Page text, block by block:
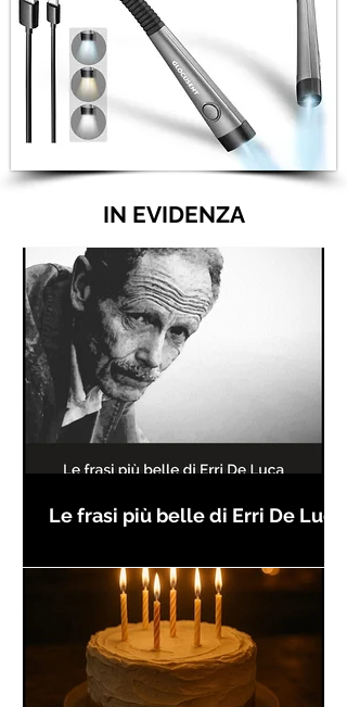
IN EVIDENZA
Le frasi più belle di Erri De Luca